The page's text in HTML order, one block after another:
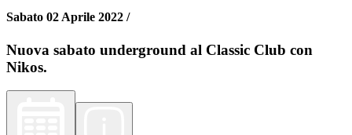
Sabato 02 Aprile 2022 /
Nuova sabato underground al Classic Club con
Nikos.